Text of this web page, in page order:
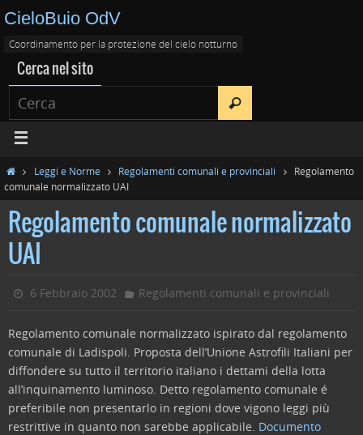
CieloBuio OdV
Coordinamento per la protezione del cielo notturno
Cerca nel sito
Leggi e Norme Regolamenti comunali e provinciali
Regolamento
comunale normalizzato UAI
Regolamento comunale normalizzato
UAI
6 Febbraio 2002 Regolamenti comunali e provinciali
Regolamento comunale normalizzato ispirato dal regolamento
comunale di Ladispoli. Proposta dell’Unione Astrofili Italiani per
diffondere su tutto il territorio italiano i dettami della lotta
all’inquinamento luminoso. Detto regolamento comunale é
preferibile non presentarlo in regioni dove vigono leggi più
restrittive in quanto non sarebbe applicabile. Documento